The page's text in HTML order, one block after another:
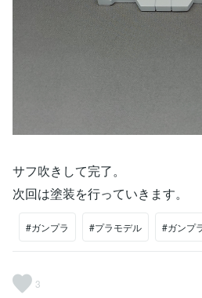
サフ吹きして完了。
次回は塗装を行っていきます。
#ガンプラ #プラモデル #ガンプ
3